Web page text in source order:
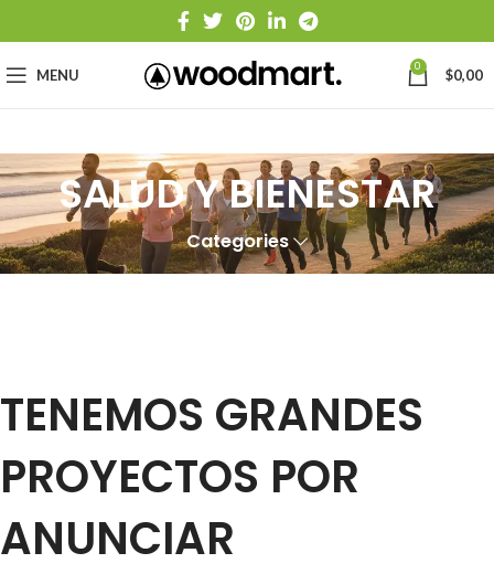
MENU 0 $0,00
SALUD Y BIENESTAR
Categories
TENEMOS GRANDES
PROYECTOS POR
ANUNCIAR